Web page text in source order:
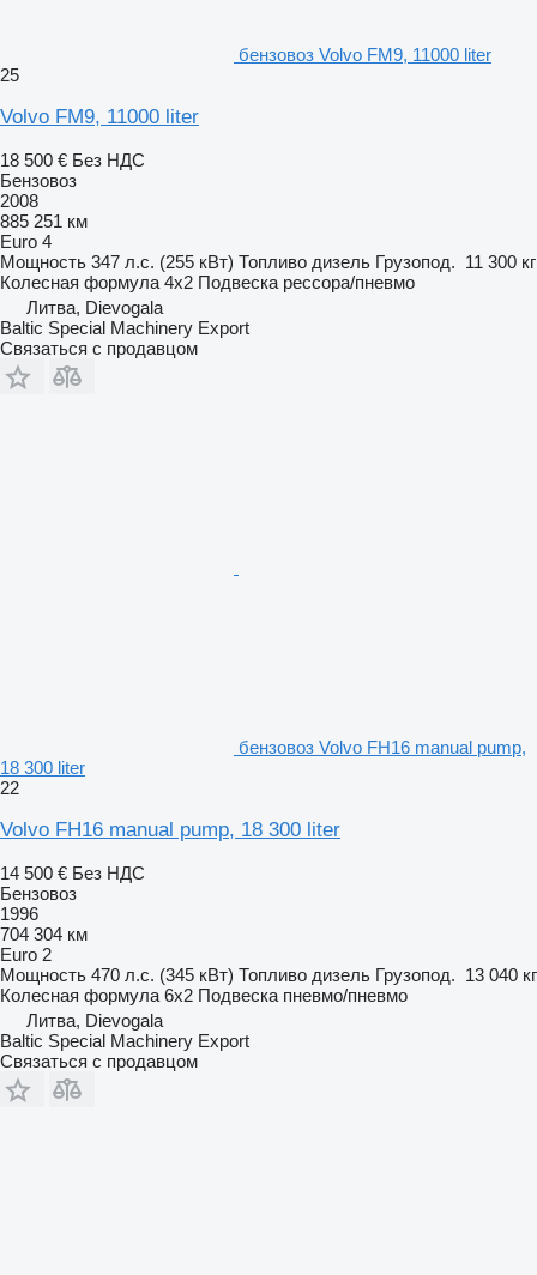
бензовоз Volvo FM9, 11000 liter
25
Volvo FM9, 11000 liter
18 500 € Без НДС
Бензовоз
2008
885 251 км
Euro 4
Мощность 347 л.с. (255 кВт) Топливо дизель Грузопод. 11 300 кг
Колесная формула 4x2 Подвеска рессора/пневмо
Литва, Dievogala
Baltic Special Machinery Export
Связаться с продавцом
бензовоз Volvo FH16 manual pump,
18 300 liter
22
Volvo FH16 manual pump, 18 300 liter
14 500 € Без НДС
Бензовоз
1996
704 304 км
Euro 2
Мощность 470 л.с. (345 кВт) Топливо дизель Грузопод. 13 040 кг
Колесная формула 6x2 Подвеска пневмо/пневмо
Литва, Dievogala
Baltic Special Machinery Export
Связаться с продавцом